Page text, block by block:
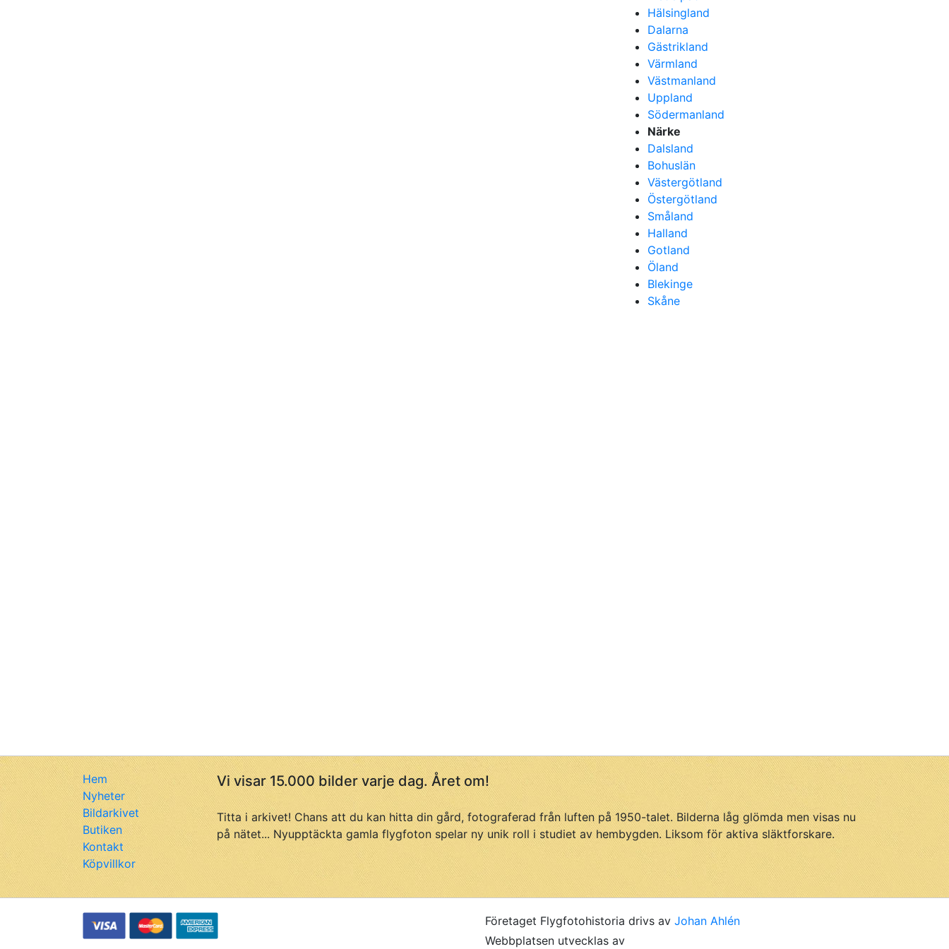
Hälsingland
Dalarna
Gästrikland
Värmland
Västmanland
Uppland
Södermanland
Närke
Dalsland
Bohuslän
Västergötland
Östergötland
Småland
Halland
Gotland
Öland
Blekinge
Skåne
Hem
Nyheter
Bildarkivet
Butiken
Kontakt
Köpvillkor
Vi visar 15.000 bilder varje dag. Året om!
Titta i arkivet! Chans att du kan hitta din gård, fotograferad från luften på 1950-talet. Bilderna låg glömda men visas nu
på nätet... Nyupptäckta gamla flygfoton spelar ny unik roll i studiet av hembygden. Liksom för aktiva släktforskare.
Företaget Flygfotohistoria drivs av Johan Ahlén
Webbplatsen utvecklas av